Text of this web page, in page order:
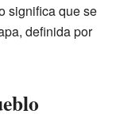
significa que se
definida por